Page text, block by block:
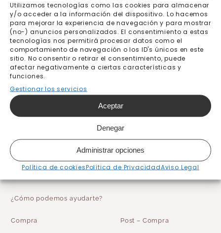
Utilizamos tecnologías como las cookies para almacenar
y/o acceder a la información del dispositivo. Lo hacemos
para mejorar la experiencia de navegación y para mostrar
(no-) anuncios personalizados. El consentimiento a estas
tecnologías nos permitirá procesar datos como el
comportamiento de navegación o los ID's únicos en este
sitio. No consentir o retirar el consentimiento, puede
afectar negativamente a ciertas características y
funciones.
Gestionar los servicios
Aceptar
Denegar
Administrar opciones
Política de cookiesPolítica de PrivacidadAviso Legal
Envíos a todo el
mundo
Destinos y precios
aquí
Trato personal
be Tip-Top wallpaper
Quiénes somos
Blog
¿Cómo podemos ayudarte?
Compra Post – Compra